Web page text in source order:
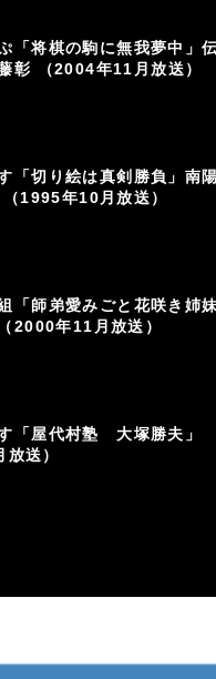
「将棋の駒に無我夢中」
彰 （2004年11月放送）
「切り絵は真剣勝負」南
1995年10月放送）
「師弟愛みごと花咲き姉
2000年11月放送）
「屋代村塾 大塚勝夫」
送）